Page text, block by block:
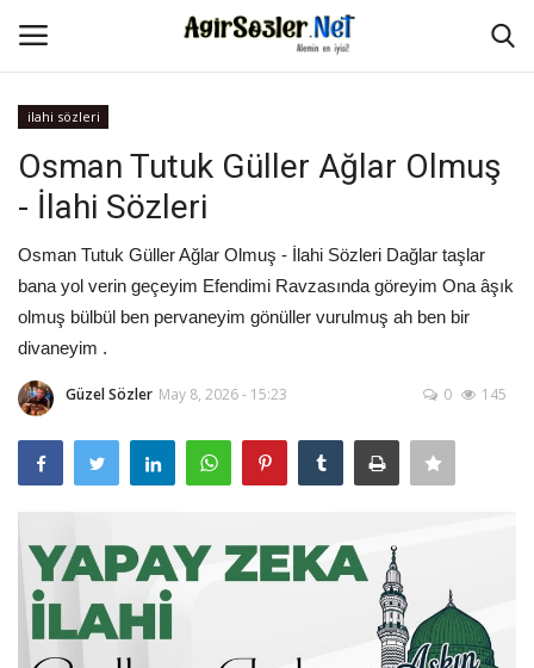
Anasayfa
İletişim
Aşk Sözleri
Güzel Sözler
Şarkı Sözleri
Ağır Sözler
Damar Sözler
Komik Sözler
ilahi sözleri
Osman Tutuk Güller Ağlar Olmuş
- İlahi Sözleri
Osman Tutuk Güller Ağlar Olmuş - İlahi Sözleri Dağlar taşlar
bana yol verin geçeyim Efendimi Ravzasında göreyim Ona âşık
olmuş bülbül ben pervaneyim gönüller vurulmuş ah ben bir
divaneyim .
Güzel Sözler May 8, 2026 - 15:23 0 145